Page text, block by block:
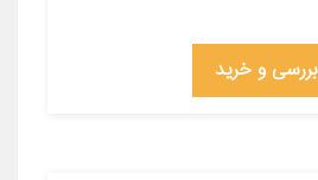
بررسی و خرید